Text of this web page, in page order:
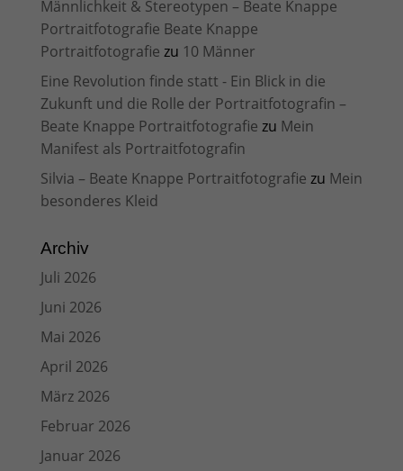
Männlichkeit & Stereotypen – Beate Knappe
Portraitfotografie Beate Knappe
Portraitfotografie zu 10 Männer
Eine Revolution finde statt - Ein Blick in die
Zukunft und die Rolle der Portraitfotografin –
Beate Knappe Portraitfotografie zu Mein
Manifest als Portraitfotografin
Silvia – Beate Knappe Portraitfotografie zu Mein
besonderes Kleid
Archiv
Juli 2026
Juni 2026
Mai 2026
April 2026
März 2026
Februar 2026
Januar 2026